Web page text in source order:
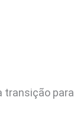
transição para